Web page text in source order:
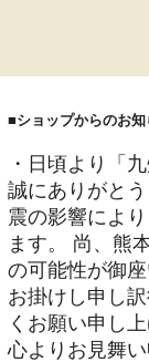
■ショップからのお知
・日頃より「
誠にありがと
震の影響によ
ます。 尚、熊
の可能性が御
お掛けし申し
くお願い申し
心よりお見舞